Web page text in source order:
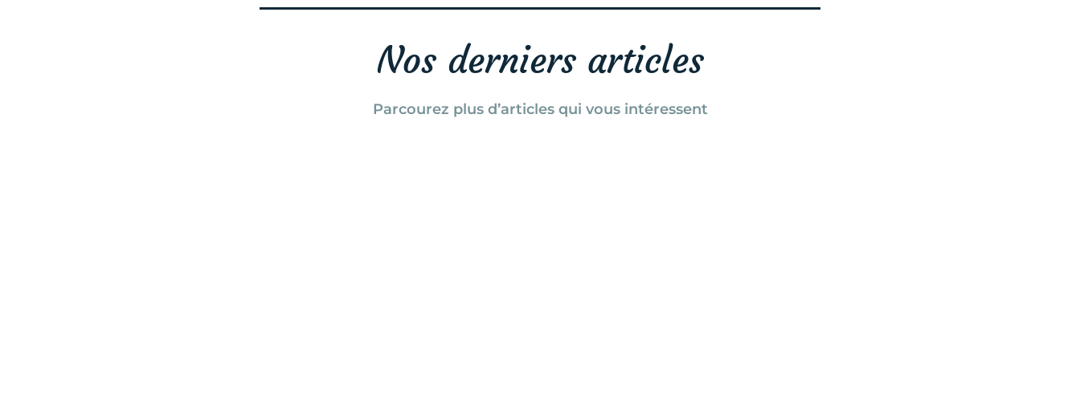
Nos derniers articles
Parcourez plus d’articles qui vous intéressent